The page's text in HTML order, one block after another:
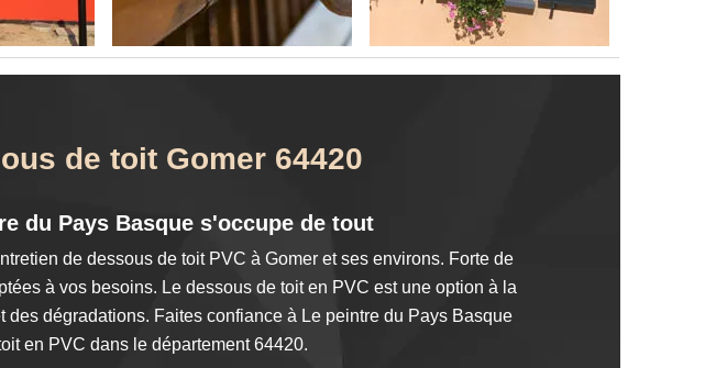
de toit Gomer 64420
du Pays Basque s'occupe de tout
de dessous de toit PVC à Gomer et ses environs. Forte de
à vos besoins. Le dessous de toit en PVC est une option à la
dégradations. Faites confiance à Le peintre du Pays Basque
en PVC dans le département 64420.